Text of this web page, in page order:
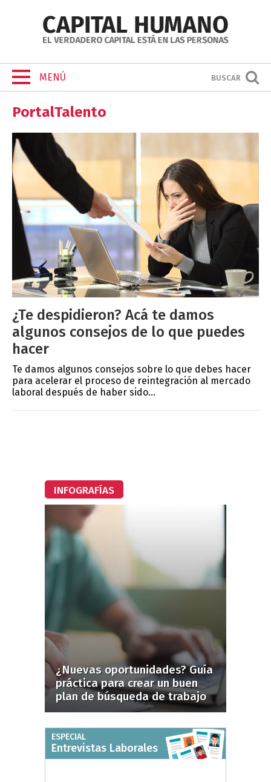
MENÚ BUSCAR
PortalTalento
¿Te despidieron? Acá te damos
algunos consejos de lo que puedes
hacer
Te damos algunos consejos sobre lo que debes hacer
para acelerar el proceso de reintegración al mercado
laboral después de haber sido...
INFOGRAFÍAS
¿Nuevas oportunidades? Guía
práctica para crear un buen
plan de búsqueda de trabajo
ESPECIAL
Entrevistas Laborales